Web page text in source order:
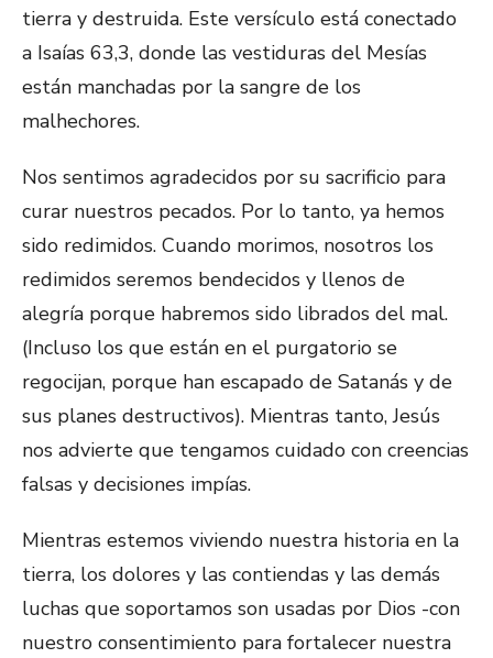
tierra y destruida. Este versículo está conectado
a Isaías 63,3, donde las vestiduras del Mesías
están manchadas por la sangre de los
malhechores.
Nos sentimos agradecidos por su sacrificio para
curar nuestros pecados. Por lo tanto, ya hemos
sido redimidos. Cuando morimos, nosotros los
redimidos seremos bendecidos y llenos de
alegría porque habremos sido librados del mal.
(Incluso los que están en el purgatorio se
regocijan, porque han escapado de Satanás y de
sus planes destructivos). Mientras tanto, Jesús
nos advierte que tengamos cuidado con creencias
falsas y decisiones impías.
Mientras estemos viviendo nuestra historia en la
tierra, los dolores y las contiendas y las demás
luchas que soportamos son usadas por Dios -con
nuestro consentimiento para fortalecer nuestra